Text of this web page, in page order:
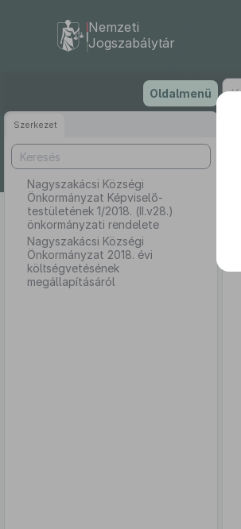
tartalomra
Nemzeti
Jogszabálytár
Oldalmenü
Szerkezet
Nagyszakácsi Községi
Önkormányzat Képviselő-
testületének 1/2018. (II.v28.)
önkormányzati rendelete
Nagyszakácsi Községi
Önkormányzat 2018. évi
költségvetésének
megállapításáról